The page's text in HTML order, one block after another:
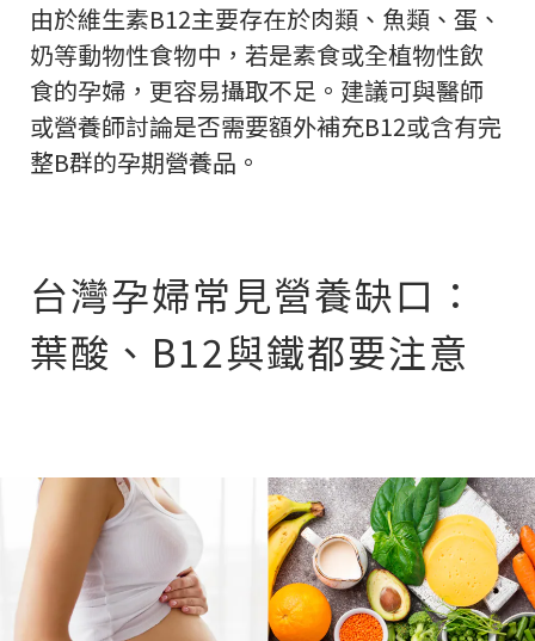
由於維生素B12主要存在於肉類、魚類、蛋、
奶等動物性食物中，若是素食或全植物性飲
食的孕婦，更容易攝取不足。建議可與醫師
或營養師討論是否需要額外補充B12或含有完
整B群的孕期營養品。
台灣孕婦常見營養缺口：
葉酸、B12與鐵都要注意